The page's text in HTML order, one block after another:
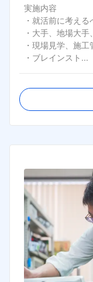
実施内容
・就活前に考える
・大手、地場大
・現場見学、施
・ブレインスト...